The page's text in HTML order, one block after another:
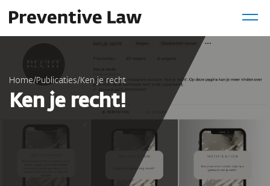
Home/ Publicaties/ Ken je recht
Ken je recht!